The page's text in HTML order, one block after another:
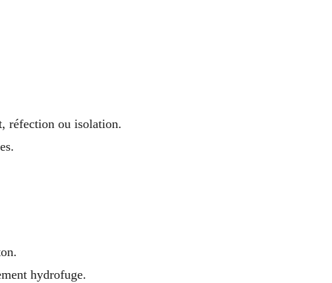
réfection ou isolation.
hydrofuge.